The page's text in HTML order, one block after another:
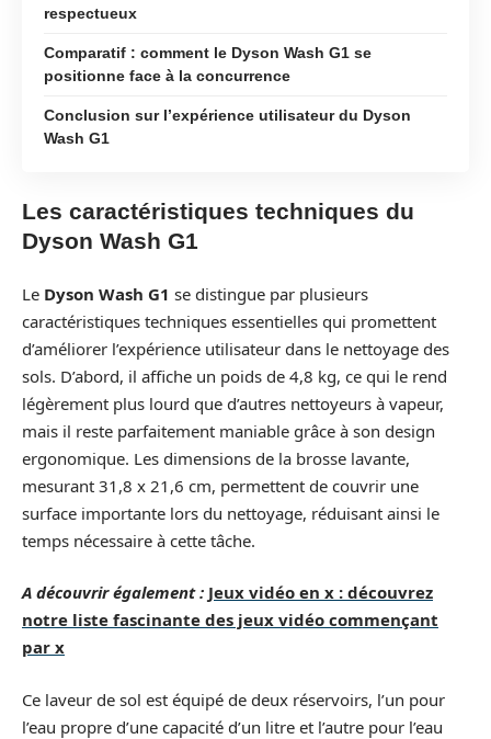
respectueux
Comparatif : comment le Dyson Wash G1 se
positionne face à la concurrence
Conclusion sur l’expérience utilisateur du Dyson
Wash G1
Les caractéristiques techniques du
Dyson Wash G1
Le Dyson Wash G1 se distingue par plusieurs
caractéristiques techniques essentielles qui promettent
d’améliorer l’expérience utilisateur dans le nettoyage des
sols. D’abord, il affiche un poids de 4,8 kg, ce qui le rend
légèrement plus lourd que d’autres nettoyeurs à vapeur,
mais il reste parfaitement maniable grâce à son design
ergonomique. Les dimensions de la brosse lavante,
mesurant 31,8 x 21,6 cm, permettent de couvrir une
surface importante lors du nettoyage, réduisant ainsi le
temps nécessaire à cette tâche.
A découvrir également : Jeux vidéo en x : découvrez
notre liste fascinante des jeux vidéo commençant
par x
Ce laveur de sol est équipé de deux réservoirs, l’un pour
l’eau propre d’une capacité d’un litre et l’autre pour l’eau